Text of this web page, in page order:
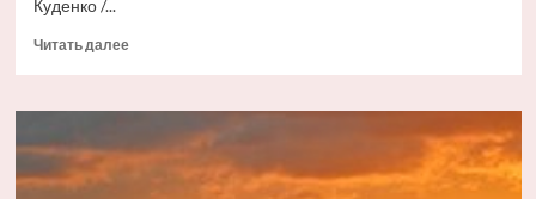
Куденко /...
Читать далееПрочитать
Богачи
бросились
скупать